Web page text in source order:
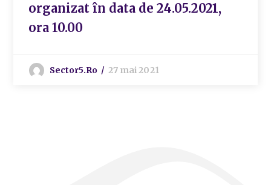
organizat în data de 24.05.2021,
ora 10.00
Sector5.ro 27 mai 2021